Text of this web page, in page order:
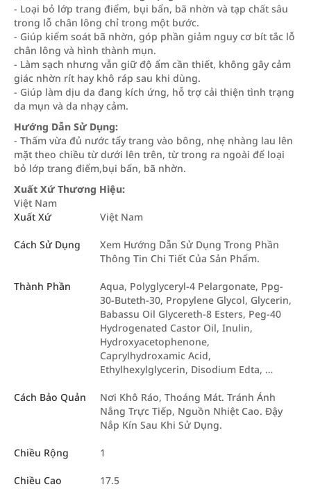
- Loại bỏ lớp trang điểm, bụi bẩn, bã nhờn và tạp chất sâu
trong lỗ chân lông chỉ trong một bước.
- Giúp kiểm soát bã nhờn, góp phần giảm nguy cơ bít tắc lỗ
chân lông và hình thành mụn.
- Làm sạch nhưng vẫn giữ độ ẩm cần thiết, không gây cảm
giác nhờn rít hay khô ráp sau khi dùng.
- Giúp làm dịu da đang kích ứng, hỗ trợ cải thiện tình trạng
da mụn và da nhạy cảm.
Hướng Dẫn Sử Dụng:
- Thấm vừa đủ nước tẩy trang vào bông, nhẹ nhàng lau lên
mặt theo chiều từ dưới lên trên, từ trong ra ngoài để loại
bỏ lớp trang điểm,bụi bẩn, bã nhờn.
Xuất Xứ Thương Hiệu:
Việt Nam
Xuất Xứ
Việt Nam
Cách Sử Dụng
Xem Hướng Dẫn Sử Dụng Trong Phần
Thông Tin Chi Tiết Của Sản Phẩm.
Thành Phần
Aqua, Polyglyceryl-4 Pelargonate, Ppg-
30-Buteth-30, Propylene Glycol, Glycerin,
Babassu Oil Glycereth-8 Esters, Peg-40
Hydrogenated Castor Oil, Inulin,
Hydroxyacetophenone,
Caprylhydroxamic Acid,
Ethylhexylglycerin, Disodium Edta, …
Cách Bảo Quản
Nơi Khô Ráo, Thoáng Mát. Tránh Ánh
Nắng Trực Tiếp, Nguồn Nhiệt Cao. Đậy
Nắp Kín Sau Khi Sử Dụng.
Chiều Rộng 1
Chiều Cao 17.5